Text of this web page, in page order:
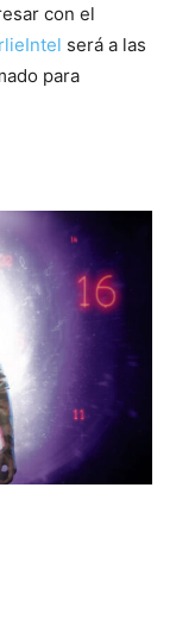
con el
será a las
para